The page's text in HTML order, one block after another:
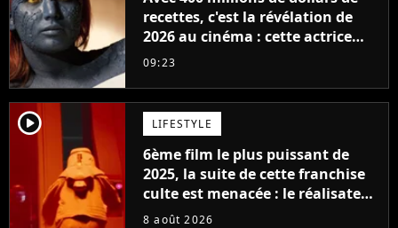
recettes, c'est la révélation de
2026 au cinéma : cette actrice
adorée prête à remplacer
09:23
player2 LIFESTYLE
6ème film le plus puissant de
2025, la suite de cette franchise
culte est menacée : le réalisateur
claque la porte pour "différends
8 août 2026